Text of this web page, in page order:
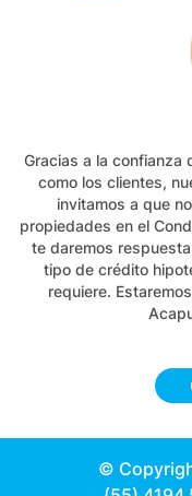
Gracias a la confianza
como los clientes,
invitamos a que
propiedades en el
te daremos
tipo de crédito
requiere.
©